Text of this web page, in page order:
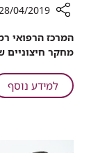
שיתוף
הישג
כפול
לרמב"ם:
28/04/2019 09:00
המרכז הרפואי
מחקר חיצוניים
למידע נוסףעל